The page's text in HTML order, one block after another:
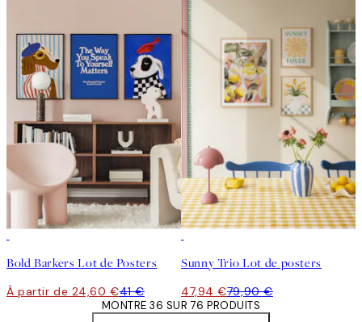
Bold Barkers Lot de Posters
À partir de 24,60 €41 €
Sunny Trio Lot de posters
47,94 €79,90 €
MONTRE 36 SUR 76 PRODUITS